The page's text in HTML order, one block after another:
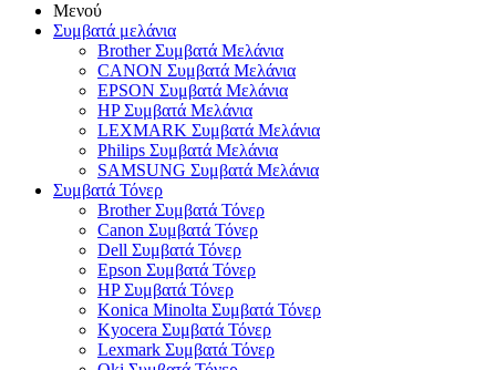
Μενού
Συμβατά μελάνια
Brother Συμβατά Μελάνια
CANON Συμβατά Μελάνια
EPSON Συμβατά Μελάνια
HP Συμβατά Μελάνια
LEXMARK Συμβατά Μελάνια
Philips Συμβατά Μελάνια
SAMSUNG Συμβατά Μελάνια
Συμβατά Τόνερ
Brother Συμβατά Τόνερ
Canon Συμβατά Τόνερ
Dell Συμβατά Τόνερ
Epson Συμβατά Τόνερ
HP Συμβατά Τόνερ
Konica Minolta Συμβατά Τόνερ
Kyocera Συμβατά Τόνερ
Lexmark Συμβατά Τόνερ